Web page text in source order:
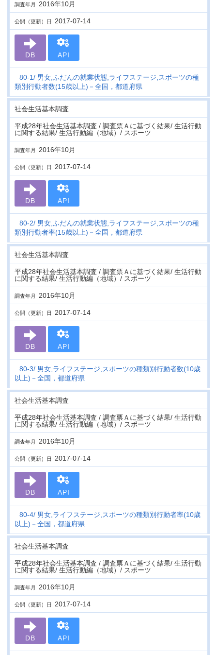
調査年月 2016年10月
公開（更新）日 2017-07-14
DB API
80-1 男女,ふだんの就業状態,ライフステージ,スポーツの種
類別行動者数(15歳以上)－全国，都道府県
社会生活基本調査
平成28年社会生活基本調査 / 調査票Ａに基づく結果/ 生活行動
に関する結果/ 生活行動編（地域）/ スポーツ
調査年月 2016年10月
公開（更新）日 2017-07-14
DB API
80-2
男女,ふだんの就業状態,ライフステージ,スポーツの種
類別行動者率(15歳以上)－全国，都道府県
社会生活基本調査
平成28年社会生活基本調査 / 調査票Ａに基づく結果/ 生活行動
に関する結果/ 生活行動編（地域）/ スポーツ
調査年月 2016年10月
公開（更新）日 2017-07-14
DB API
80-3
男女,ライフステージ,スポーツの種類別行動者数(10歳
以上)－全国，都道府県
社会生活基本調査
平成28年社会生活基本調査 / 調査票Ａに基づく結果/ 生活行動
に関する結果/ 生活行動編（地域）/ スポーツ
調査年月 2016年10月
公開（更新）日 2017-07-14
DB API
80-4 男女,ライフステージ,スポーツの種類別行動者率(10歳
以上)－全国，都道府県
社会生活基本調査
平成28年社会生活基本調査 / 調査票Ａに基づく結果/ 生活行動
に関する結果/ 生活行動編（地域）/ スポーツ
調査年月 2016年10月
公開（更新）日 2017-07-14
DB API